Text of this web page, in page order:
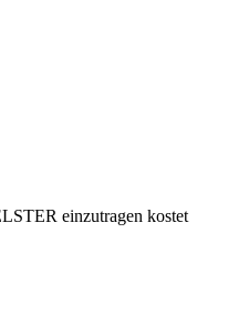
einzutragen kostet